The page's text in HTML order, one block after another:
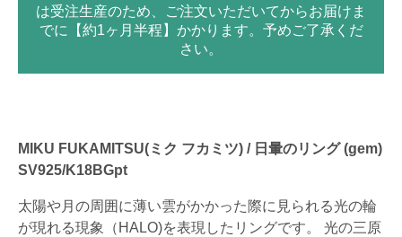
は受注生産のため、ご注文いただいてからお届けま
でに【約1ヶ月半程】かかります。予めご了承くだ
さい。
MIKU FUKAMITSU(ミク フカミツ) / 日暈のリング (gem)
SV925/K18BGpt
太陽や月の周囲に薄い雲がかかった際に見られる光の輪
が現れる現象（HALO)を表現したリングです。 光の三原